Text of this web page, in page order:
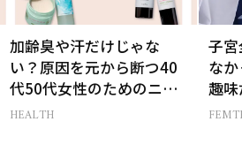
加齢臭や汗だけじゃな
い？原因を元から断つ40
代50代女性のためのニオ
イケア
HEALTH
子
な
趣
スレ